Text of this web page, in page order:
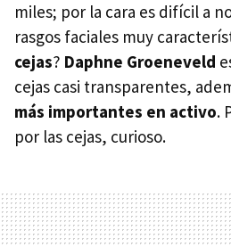
miles; por la cara es difícil a
rasgos faciales muy
cejas? Daphne Groeneveld
cejas casi transparentes,
más importantes en activo.
por las cejas, curioso.